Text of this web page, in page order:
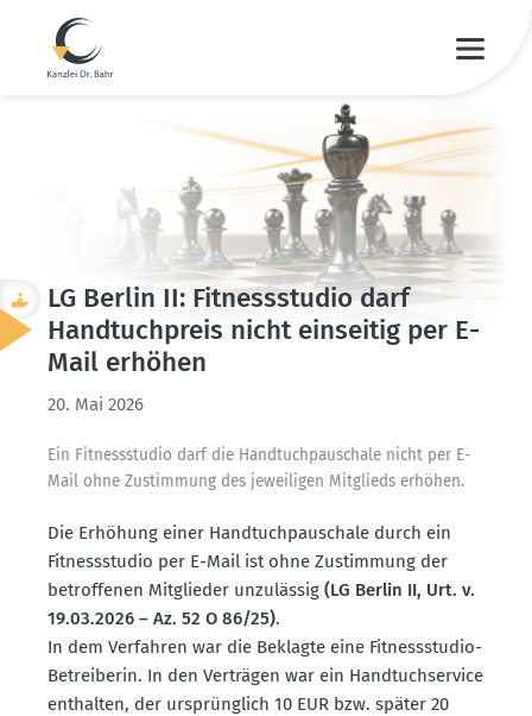
LG Berlin II: Fitness­studio darf
Handtuch­preis nicht einseitig per E-
Mail erhöhen
20. Mai 2026
Ein Fitness­studio darf die Handtuch­pau­schale nicht per E-
Mail ohne Zustimmung des jewei­ligen Mitglieds erhöhen.
Die Erhöhung einer Handtuch­pau­schale durch ein
Fitness­studio per E-Mail ist ohne Zustimmung der
betrof­fenen Mitglieder unzulässig (LG Berlin II, Urt. v.
19.03.2026 – Az. 52 O 86/25).
In dem Verfahren war die Beklagte eine Fitness­studio-
Betrei­berin. In den Verträgen war ein Handtuch­service
enthalten, der ursprünglich 10 EUR bzw. später 20